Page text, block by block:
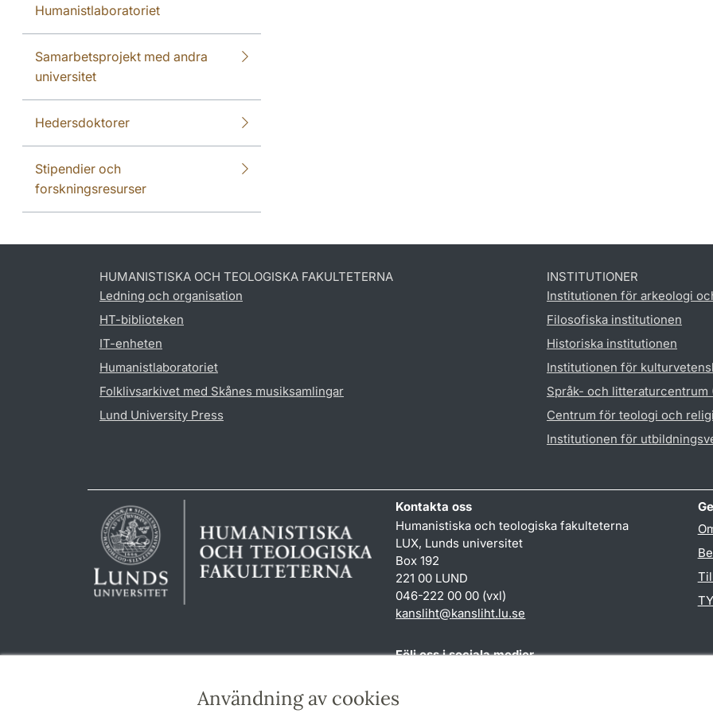
Användning av cookies
Humanistlaboratoriet
Samarbetsprojekt med andra
universitet
Hedersdoktorer
Stipendier och
forskningsresurser
HUMANISTISKA OCH TEOLOGISKA FAKULTETERNA
Ledning och organisation
HT-biblioteken
IT-enheten
Humanistlaboratoriet
Folklivsarkivet med Skånes musiksamlingar
Lund University Press
INSTITUTIONER
Institutionen för arkeologi
Filosofiska institutionen
Historiska institutionen
Institutionen för
Språk- och litteraturcentrum
Centrum för teologi och
Institutionen för
Kontakta oss
Humanistiska och teologiska fakulteterna
LUX, Lunds universitet
Box 192
221 00 LUND
046-222 00 00 (vxl)
kansliht@kansliht.lu.se
Följ oss i sociala medier